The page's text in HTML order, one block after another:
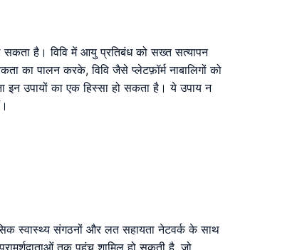
सकता है। विवि में आयु प्रतिबंध को सख्त सत्यापन
का पालन करके, विवि जैसे प्लेटफ़ॉर्म नाबालिगों को
इन उपायों का एक हिस्सा हो सकता है। ये उपाय न
स्वास्थ्य संगठनों और लत सहायता नेटवर्क के साथ
तक पहुंच शामिल हो सकती है, जो